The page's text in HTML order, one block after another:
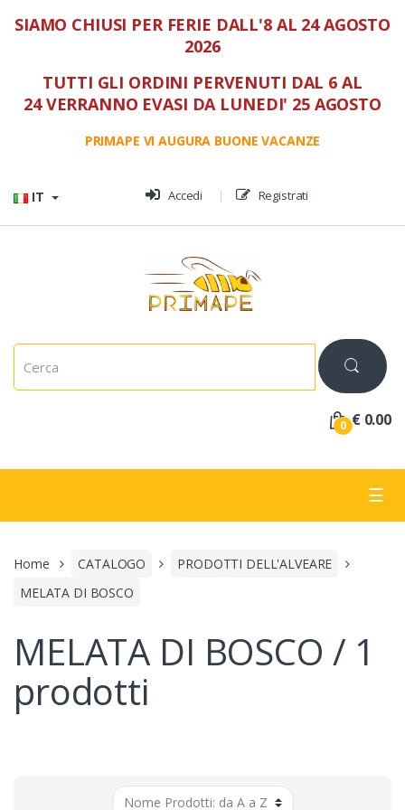
SIAMO CHIUSI PER FERIE DALL'8 AL 24 AGOSTO
2026
TUTTI GLI ORDINI PERVENUTI DAL 6 AL
24 VERRANNO EVASI DA LUNEDI' 25 AGOSTO
PRIMAPE VI AUGURA BUONE VACANZE
IT
Accedi Registrati
C
0 € 0.00
☰
Home CATALOGO
PRODOTTI DELL'ALVEARE
MELATA DI BOSCO
MELATA DI BOSCO / 1
prodotti